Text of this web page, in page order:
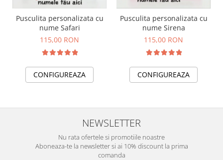
Pusculita personalizata cu
nume Safari
115,00 RON
CONFIGUREAZA
Pusculita personalizata cu
nume Sirena
115,00 RON
CONFIGUREAZA
NEWSLETTER
Nu rata ofertele si promotiile noastre
Aboneaza-te la newsletter si ai 10% discount la prima
comanda